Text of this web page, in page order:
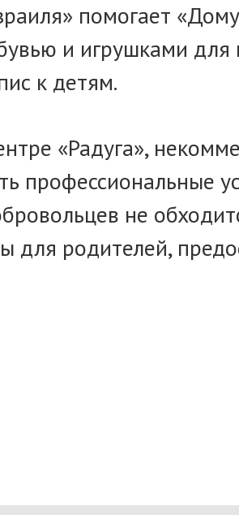
помогает
и игрушками
к детям.
«Радуга»,
профессиональные
не
для родителей,